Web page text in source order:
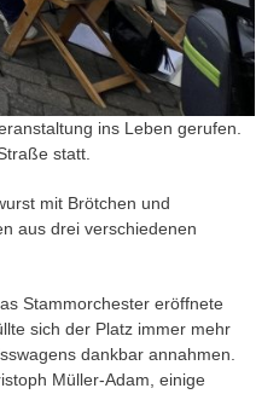
ins Leben gerufen.
statt.
mit Brötchen und
aus drei verschiedenen
Stammorchester eröffnete
sich der Platz immer mehr
dankbar annahmen.
Müller-Adam, einige